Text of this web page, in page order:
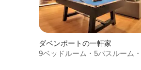
ダベンポートの一軒家
9ベッドルーム・5バスルーム